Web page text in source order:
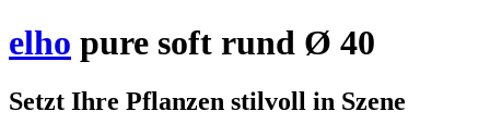
elho pure soft rund Ø 40
Setzt Ihre Pflanzen stilvoll in Szene